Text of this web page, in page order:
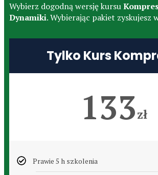
Wybierz dogodną wersję kursu
Dynamiki. Wybierając pakiet zyskujesz
Tylko Kurs
133zł
Prawie 5 h szkolenia